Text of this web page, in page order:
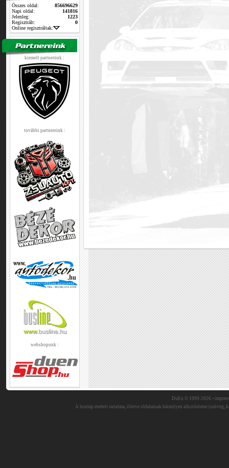
Összes oldal:
856696629
Napi oldal:
141816
Jelenleg:
1223
Regisztrált:
0
Online regisztráltak:
kiemelt partnerünk :
további partnereink :
webshopunk :
DuEn © 1999-2026 •
A honlap eredeti tartalma, illetve oldalainak bármilyen alkotóeleme (szöveg,